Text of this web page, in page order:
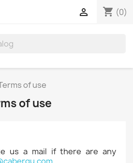
shopping_cart (0)

of use
of use
us a mail if there are any